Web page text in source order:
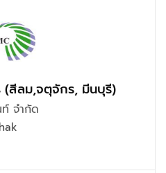
(สีลม,จตุจักร, มีนบุรี)
จำกัด